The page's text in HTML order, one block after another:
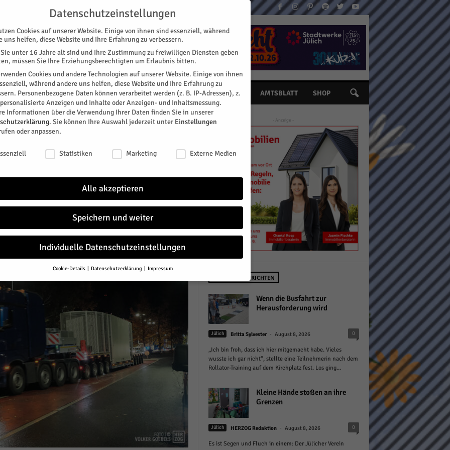
KONTAKT
SPEZIAL E-PAPER KINO GALERIE TERMINE AMTSBLATT SHOP
Jülich erreicht Ahaus
aus Jülich erreicht
- Anzeige -
NEUSTE NACHRICHTEN
Wenn die Busfahrt zur
Herausforderung wird
Jülich Britta Sylvester - August 8, 2026 0
„Ich bin froh, dass ich hier mitgemacht habe. Vieles
wusste ich gar nicht“, stellte eine Teilnehmerin nach dem
Rollator-Training auf dem Kirchplatz fest. Los ging...
Kleine Hände stoßen an ihre
Grenzen
Jülich HERZOG Redaktion - August 8, 2026 0
Es ist Segen und Fluch in einem: Der Jülicher Verein
Datenschutzeinstellungen
Cookies auf unserer Website. Einige von ihnen sind essenziell, während
uns helfen, diese Website und Ihre Erfahrung zu verbessern.
unter 16 Jahre alt sind und Ihre Zustimmung zu freiwilligen Diensten geben
müssen Sie Ihre Erziehungsberechtigten um Erlaubnis bitten.
Cookies und andere Technologien auf unserer Website. Einige von ihnen
während andere uns helfen, diese Website und Ihre Erfahrung zu
Personenbezogene Daten können verarbeitet werden (z. B. IP-Adressen), z.
Anzeigen und Inhalte oder Anzeigen- und Inhaltsmessung.
Informationen über die Verwendung Ihrer Daten finden Sie in unserer
. Sie können Ihre Auswahl jederzeit unter Einstellungen
oder anpassen.
Statistiken Marketing Externe Medien
Alle akzeptieren
Speichern und weiter
Individuelle Datenschutzeinstellungen
Cookie-Details Datenschutzerklärung Impressum
Datenschutzeinstellungen
unter 16 Jahre alt sind und Ihre Zustimmung zu freiwilligen Diensten geben
müssen Sie Ihre Erziehungsberechtigten um Erlaubnis bitten.
Cookies und andere Technologien auf unserer Website. Einige von ihnen
während andere uns helfen, diese Website und Ihre Erfahrung zu
Personenbezogene Daten können verarbeitet werden (z. B. IP-Adressen), z.
Anzeigen und Inhalte oder Anzeigen- und Inhaltsmessung.
Informationen über die Verwendung Ihrer Daten finden Sie in unserer
Sie eine Übersicht über alle verwendeten Cookies. Sie können Ihre
zu ganzen Kategorien geben oder sich weitere Informationen anzeigen
und so nur bestimmte Cookies auswählen.
und weiter
Zurück